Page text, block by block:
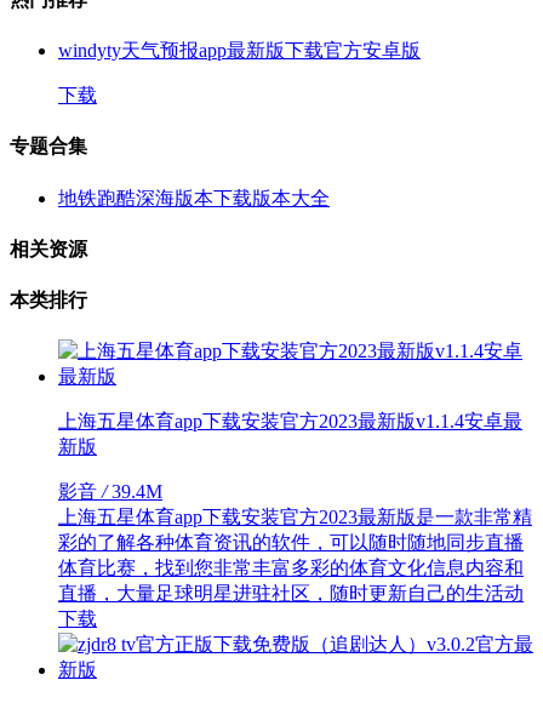
windyty天气预报app最新版下载官方安卓版
下载
专题合集
地铁跑酷深海版本下载版本大全
相关资源
本类排行
上海五星体育app下载安装官方2023最新版v1.1.4安卓最
新版
影音/39.4M
上海五星体育app下载安装官方2023最新版是一款非常精
彩的了解各种体育资讯的软件，可以随时随地同步直播
体育比赛，找到您非常丰富多彩的体育文化信息内容和
直播，大量足球明星进驻社区，随时更新自己的生活动
下载